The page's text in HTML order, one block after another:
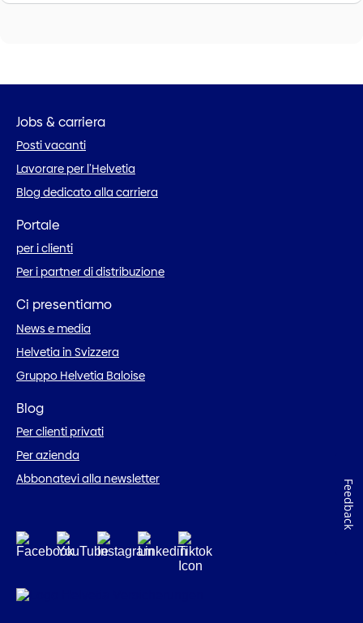
Jobs & carriera
Posti vacanti
Lavorare per l’Helvetia
Blog dedicato alla carriera
Portale
per i clienti
Per i partner di distribuzione
Ci presentiamo
News e media
Helvetia in Svizzera
Gruppo Helvetia Baloise
Blog
Per clienti privati
Per azienda
Abbonatevi alla newsletter
Feedback